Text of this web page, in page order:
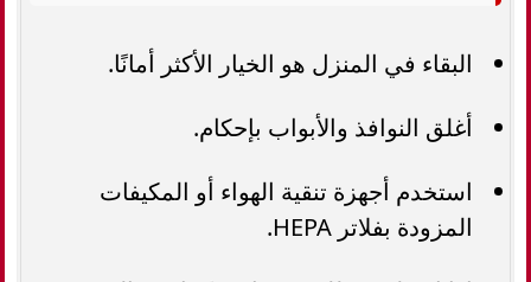
البقاء في المنزل هو الخيار الأكثر أمانًا.
أغلق النوافذ والأبواب بإحكام.
استخدم أجهزة تنقية الهواء أو المكيفات
المزودة بفلاتر HEPA.